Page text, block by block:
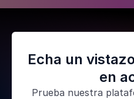
Echa un
en
Prueba nuestra